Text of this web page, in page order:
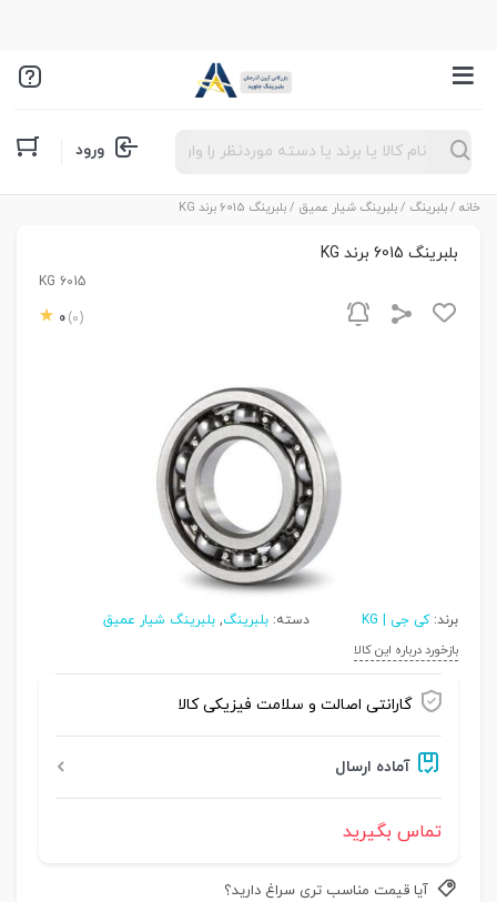
Products
search ورود
خانه /بلبرینگ /بلبرینگ شیار عمیق / بلبرینگ 6015 برند KG
بلبرینگ 6015 برند KG
KG 6015
0 (0)
برند:کی جی | KG دسته:بلبرینگ,بلبرینگ شیار عمیق
بازخورد درباره این کالا
گارانتی اصالت و سلامت فیزیکی کالا
آماده ارسال
تماس بگیرید
آیا قیمت مناسب تری سراغ دارید؟